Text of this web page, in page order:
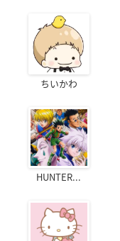
ちいかわ
HUNTER...